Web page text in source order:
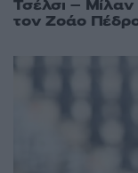
Τσέλσι –
τον Ζοάο